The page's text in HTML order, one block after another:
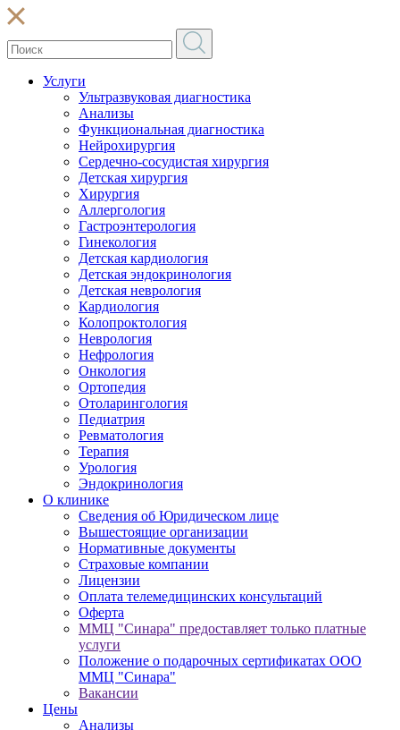
Услуги
Ультразвуковая диагностика
Анализы
Функциональная диагностика
Нейрохирургия
Сердечно-сосудистая хирургия
Детская хирургия
Хирургия
Аллергология
Гастроэнтерология
Гинекология
Детская кардиология
Детская эндокринология
Детская неврология
Кардиология
Колопроктология
Неврология
Нефрология
Онкология
Ортопедия
Отоларингология
Педиатрия
Ревматология
Терапия
Урология
Эндокринология
О клинике
Сведения об Юридическом лице
Вышестоящие организации
Нормативные документы
Cтраховые компании
Лицензии
Оплата телемедицинских консультаций
Оферта
ММЦ "Синара" предоставляет только платные
услуги
Положение о подарочных сертификатах ООО
ММЦ "Синара"
Вакансии
Цены
Анализы